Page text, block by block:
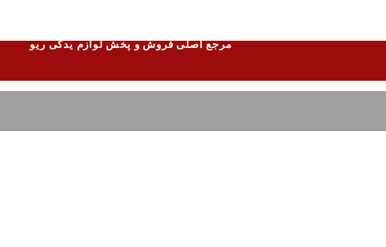
مرجع اصلی فروش و پخش لوازم یدکی ریو